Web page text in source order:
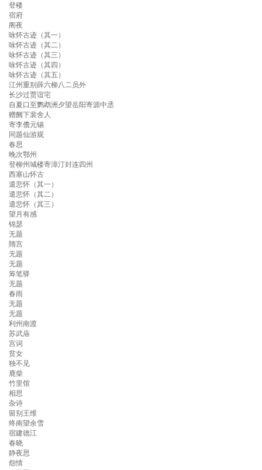
登楼
宿府
阁夜
咏怀古迹（其一）
咏怀古迹（其二）
咏怀古迹（其三）
咏怀古迹（其四）
咏怀古迹（其五）
江州重别薛六柳八二员外
长沙过贾谊宅
自夏口至鹦鹉洲夕望岳阳寄源中丞
赠阙下裴舍人
寄李儋元锡
同题仙游观
春思
晚次鄂州
登柳州城楼寄漳汀封连四州
西塞山怀古
遣悲怀（其一）
遣悲怀（其二）
遣悲怀（其三）
望月有感
锦瑟
无题
隋宫
无题
无题
筹笔驿
无题
春雨
无题
无题
利州南渡
苏武庙
宫词
贫女
独不见
鹿柴
竹里馆
相思
杂诗
留别王维
终南望余雪
宿建德江
春晓
静夜思
怨情